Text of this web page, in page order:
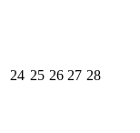
24 25 26 27 28